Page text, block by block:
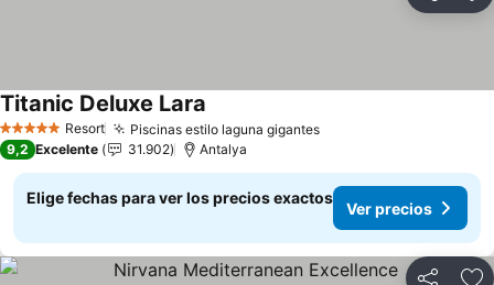
5 Estrellas Resort Piscinas estilo laguna gigantesVer precios
Titanic Deluxe Lara
9,2 Excelente 31.902 Antalya
Elige fechas para ver los precios exactos
Ver precios